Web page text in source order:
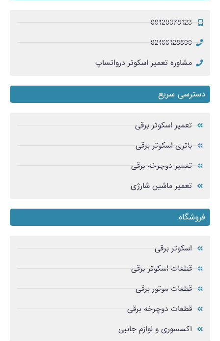
09120378123
02166128590
مشاوره تعمیر اسکوتر درواتساپ
دسترسی سریع
تعمیر اسکوتر برقی
باتری اسکوتر برقی
تعمیر دوچرخه برقی
تعمیر ماشین شارژی
فروشگاه
اسکوتر برقی
قطعات اسکوتر برقی
قطعات موتور برقی
قطعات دوچرخه برقی
اکسسوری و لوازم جانبی